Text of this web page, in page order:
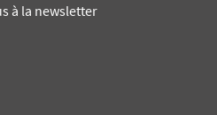
à la newsletter